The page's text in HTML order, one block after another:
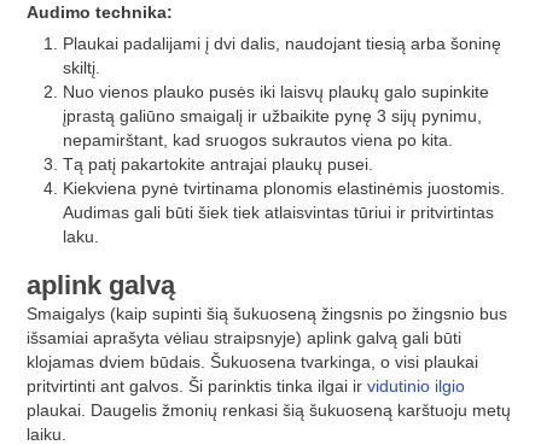
Audimo technika:
Plaukai padalijami į dvi dalis, naudojant tiesią arba šoninę
skiltį.
Nuo vienos plauko pusės iki laisvų plaukų galo supinkite
įprastą galiūno smaigalį ir užbaikite pynę 3 sijų pynimu,
nepamirštant, kad sruogos sukrautos viena po kita.
Tą patį pakartokite antrajai plaukų pusei.
Kiekviena pynė tvirtinama plonomis elastinėmis juostomis.
Audimas gali būti šiek tiek atlaisvintas tūriui ir pritvirtintas
laku.
aplink galvą
Smaigalys (kaip supinti šią šukuoseną žingsnis po žingsnio bus
išsamiai aprašyta vėliau straipsnyje) aplink galvą gali būti
klojamas dviem būdais. Šukuosena tvarkinga, o visi plaukai
pritvirtinti ant galvos. Ši parinktis tinka ilgai ir vidutinio ilgio
plaukai. Daugelis žmonių renkasi šią šukuoseną karštuoju metų
laiku.